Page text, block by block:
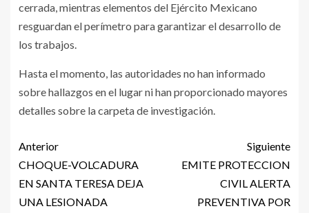
cerrada, mientras elementos del Ejército Mexicano
resguardan el perímetro para garantizar el desarrollo de
los trabajos.
Hasta el momento, las autoridades no han informado
sobre hallazgos en el lugar ni han proporcionado mayores
detalles sobre la carpeta de investigación.
Anterior
CHOQUE-VOLCADURA
EN SANTA TERESA DEJA
UNA LESIONADA
Siguiente
EMITE PROTECCION
CIVIL ALERTA
PREVENTIVA POR